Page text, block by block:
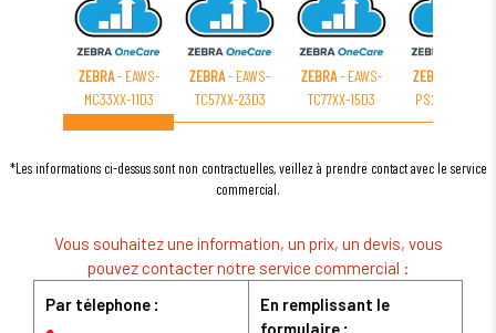
ZEBRA- EAWS-
MC33XX-11D3
ZEBRA- EAWS-
TC57XX-23D3
ZEBRA- EAWS-
TC77XX-15D3
ZEBRA
PS20XX-23D3
*Les informations ci-dessus sont non contractuelles, veillez à prendre contact avec le service
commercial.
Vous souhaitez une information, un prix, un devis, vous
pouvez contacter notre service commercial :
Par télephone :
En remplissant le
formulaire :